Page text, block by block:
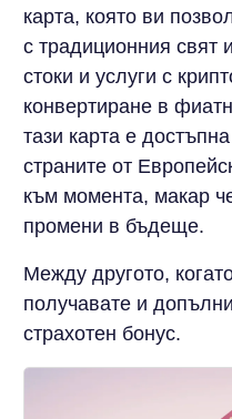
карта, която ви
с традиционния свят
стоки и услуги с
конвертиране в
тази карта е
страните от
към момента, макар
промени в бъдеще.
Между другото,
получавате и
страхотен бонус.